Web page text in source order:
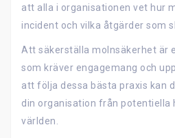
att alla i organisationen vet hur
incident och vilka åtgärder som
Att säkerställa molnsäkerhet är
som kräver engagemang och
att följa dessa bästa praxis kan
din organisation från potentiella
världen.